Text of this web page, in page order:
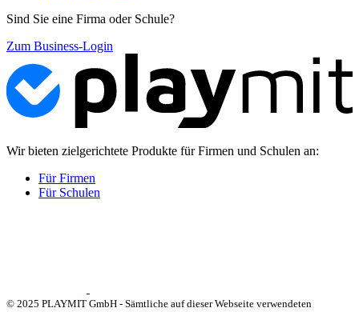
Sind Sie eine Firma oder Schule?
Zum Business-Login
Wir bieten zielgerichtete Produkte für Firmen und Schulen an:
Für Firmen
Für Schulen
© 2025 PLAYMIT GmbH - Sämtliche auf dieser Webseite verwendeten